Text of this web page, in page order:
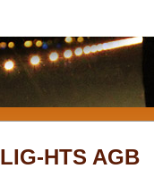
LIG-HTS AGB